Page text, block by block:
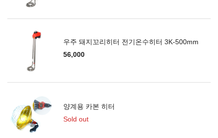
우주 돼지꼬리히터 전기온수히터 3K-500mm
56,000
양계용 카본 히터
Sold out